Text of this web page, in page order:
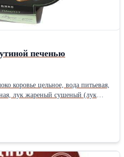
печенью
коровье цельное, вода питьевая,
лук жареный сушеный (лук
рафинированное
соль пищевая), соль
сахар, консервант сорбат калия,
молотый, корица
производство